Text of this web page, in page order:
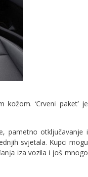
‘Crveni paket’ je
pametno otključavanje i
svjetala. Kupci mogu
iza vozila i još mnogo